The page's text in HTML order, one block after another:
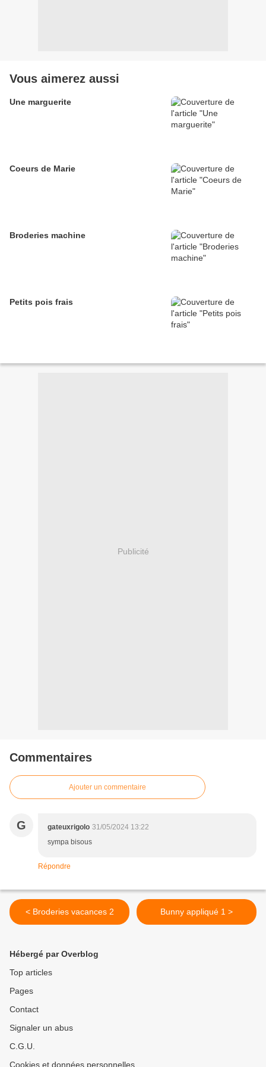
Vous aimerez aussi
Une marguerite
Coeurs de Marie
Broderies machine
Petits pois frais
Publicité
Commentaires
Ajouter un commentaire
G gateuxrigolo 31/05/2024 13:22
sympa bisous
Répondre
< Broderies vacances 2 Bunny appliqué 1 >
Hébergé par Overblog
Top articles
Pages
Contact
Signaler un abus
C.G.U.
Cookies et données personnelles